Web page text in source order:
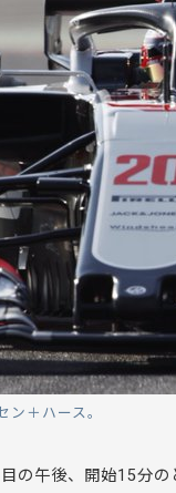
＋ハース。
の午後、開始15分